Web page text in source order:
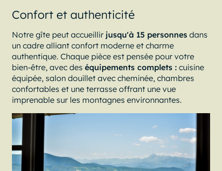
Confort et authenticité
Notre gîte peut accueillir jusqu'à 15 personnes dans
un cadre alliant confort moderne et charme
authentique. Chaque pièce est pensée pour votre
bien-être, avec des équipements complets : cuisine
équipée, salon douillet avec cheminée, chambres
confortables et une terrasse offrant une vue
imprenable sur les montagnes environnantes.